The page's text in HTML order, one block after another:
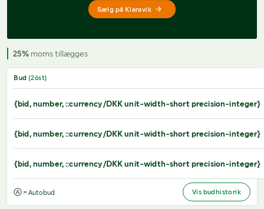
Sælg på Klaravik
25% moms tillægges
Bud (26st)
{bid, number, ::currency/DKK unit-width-short precision-integer}
{bid, number, ::currency/DKK unit-width-short precision-integer}
{bid, number, ::currency/DKK unit-width-short precision-integer}
= Autobud Vis budhistorik